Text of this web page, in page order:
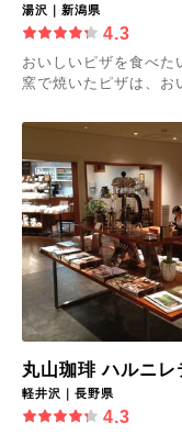
湯沢｜新潟県
4.3
おいしいピザを食べ
窯で焼いたピザは、
丸山珈琲 ハルニレ
軽井沢｜長野県
4.3